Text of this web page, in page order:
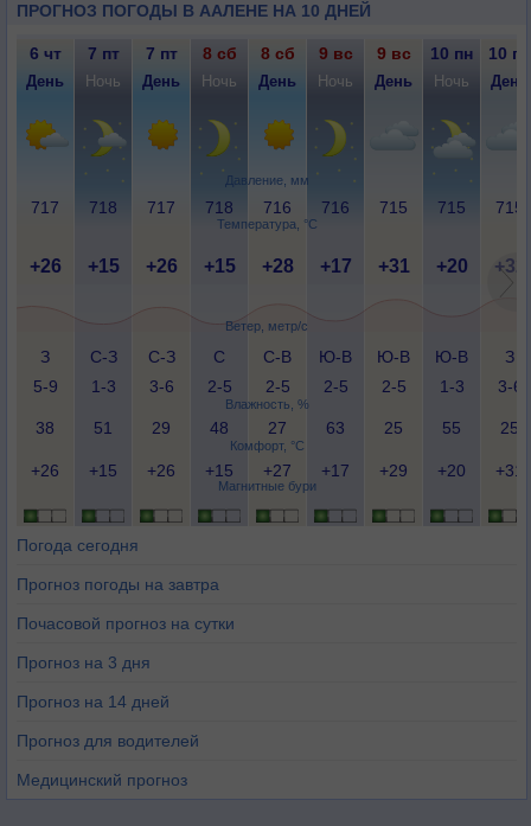
ПРОГНОЗ ПОГОДЫ В ААЛЕНЕ НА 10 ДНЕЙ
Давление, мм
Температура, °C
Ветер, метр/с
Влажность, %
Комфорт, °C
Магнитные бури
6 чт 7 пт 7 пт 8 сб 8 сб 9 вс 9 вс 10 пн 10 пн
День Ночь День Ночь День Ночь День Ночь День
717 718 717 718 716 716 715 715 715
+26 +15 +26 +15 +28 +17 +31 +20 +32
З
5-9
С-З
1-3
С-З
3-6
С
2-5
С-В
2-5
Ю-В
2-5
Ю-В
2-5
Ю-В
1-3
З
3-6
38 51 29 48 27 63 25 55 25
+26 +15 +26 +15 +27 +17 +29 +20 +31
Погода сегодня
Прогноз погоды на завтра
Почасовой прогноз на сутки
Прогноз на 3 дня
Прогноз на 14 дней
Прогноз для водителей
Медицинский прогноз